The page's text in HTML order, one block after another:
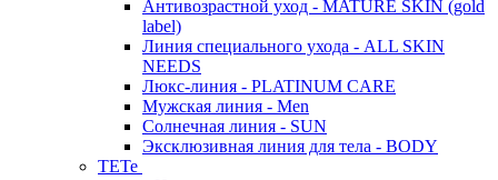
Антивозрастной уход - MATURE SKIN (gold
label)
Линия специального ухода - ALL SKIN
NEEDS
Люкс-линия - PLATINUM CARE
Мужская линия - Men
Солнечная линия - SUN
Эксклюзивная линия для тела - BODY
TETe